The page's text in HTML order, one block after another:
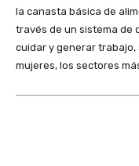
la canasta básica de
través de un sistema de
cuidar y generar
mujeres, los sectores